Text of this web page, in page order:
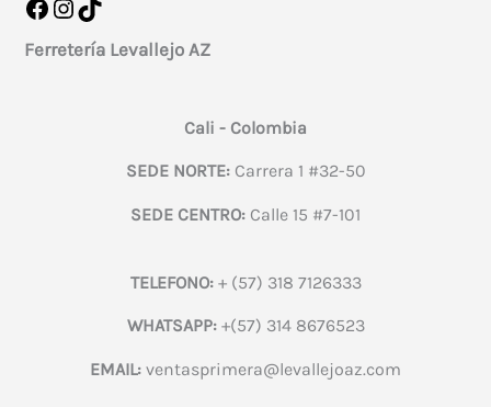
Facebook
Instagram
TikTok
Ferretería Levallejo AZ
Cali - Colombia
SEDE NORTE:Carrera 1 #32-50
SEDE CENTRO: Calle 15 #7-101
TELEFONO:+ (57) 318 7126333
WHATSAPP:+(57) 314 8676523
EMAIL: ventasprimera@levallejoaz.com